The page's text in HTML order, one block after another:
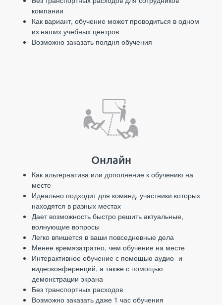
компании
Как вариант, обучение может проводиться в одном
из наших учебных центров
Возможно заказать полдня обучения
Онлайн
Как альтернатива или дополнение к обучению на
месте
Идеально подходит для команд, участники которых
находятся в разных местах
Дает возможность быстро решить актуальные,
волнующие вопросы
Легко впишется в ваши повседневные дела
Менее времязатратно, чем обучение на месте
Интерактивное обучение с помощью аудио- и
видеоконференций, а также с помощью
демонстрации экрана
Без транспортных расходов
Возможно заказать даже 1 час обучения